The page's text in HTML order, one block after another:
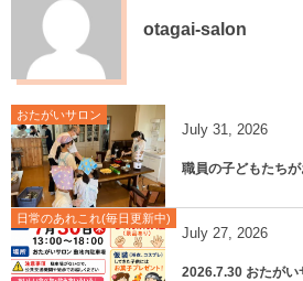
otagai-salon
おたがいサロン
July 31 2026
職員の子どもたち
日常のあれこれ(毎日更新中)
July 27 2026
2026.7.30 おたがい